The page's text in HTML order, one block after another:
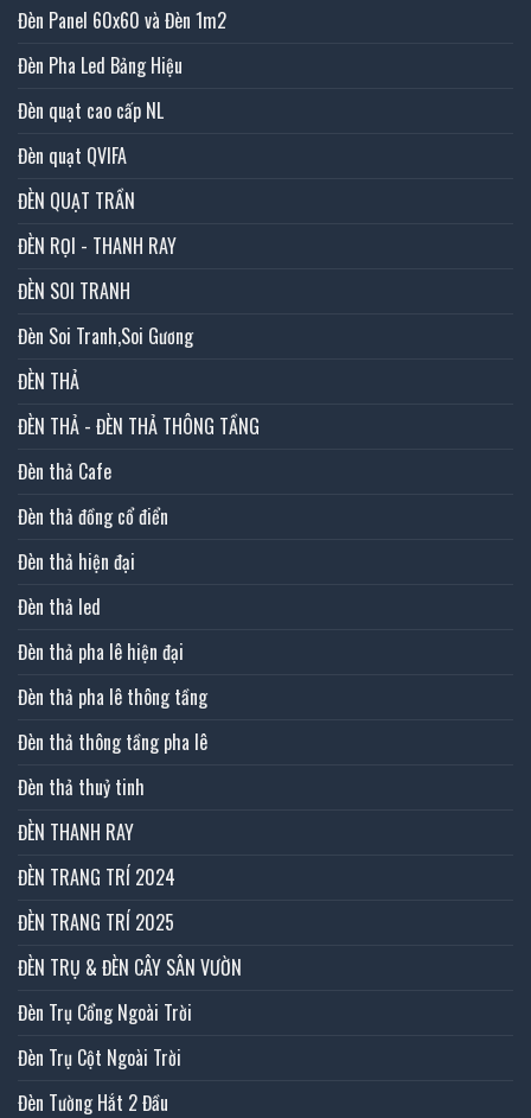
Đèn Panel 60x60 và Đèn 1m2
Đèn Pha Led Bảng Hiệu
Đèn quạt cao cấp NL
Đèn quạt QVIFA
ĐÈN QUẠT TRẦN
ĐÈN RỌI - THANH RAY
ĐÈN SOI TRANH
Đèn Soi Tranh,Soi Gương
ĐÈN THẢ
ĐÈN THẢ - ĐÈN THẢ THÔNG TẦNG
Đèn thả Cafe
Đèn thả đồng cổ điển
Đèn thả hiện đại
Đèn thả led
Đèn thả pha lê hiện đại
Đèn thả pha lê thông tầng
Đèn thả thông tầng pha lê
Đèn thả thuỷ tinh
ĐÈN THANH RAY
ĐÈN TRANG TRÍ 2024
ĐÈN TRANG TRÍ 2025
ĐÈN TRỤ & ĐÈN CÂY SÂN VƯỜN
Đèn Trụ Cổng Ngoài Trời
Đèn Trụ Cột Ngoài Trời
Đèn Tường Hắt 2 Đầu